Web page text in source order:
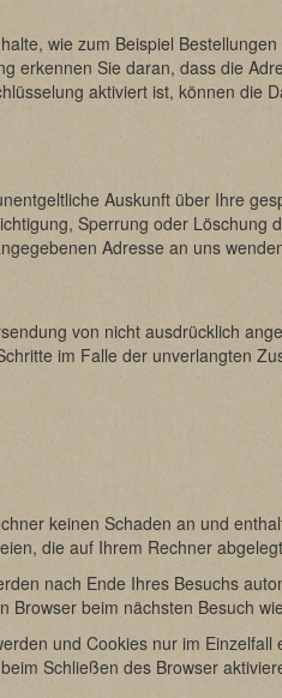
wie zum Beispiel
Sie daran, dass die
aktiviert ist, können die
Auskunft über Ihre
Sperrung oder Löschung
Adresse an uns
von nicht ausdrücklich
im Falle der unverlangten
keinen Schaden an und
die auf Ihrem Rechner
nach Ende Ihres Besuchs
Browser beim nächsten Besuch
und Cookies nur im
Schließen des Browser